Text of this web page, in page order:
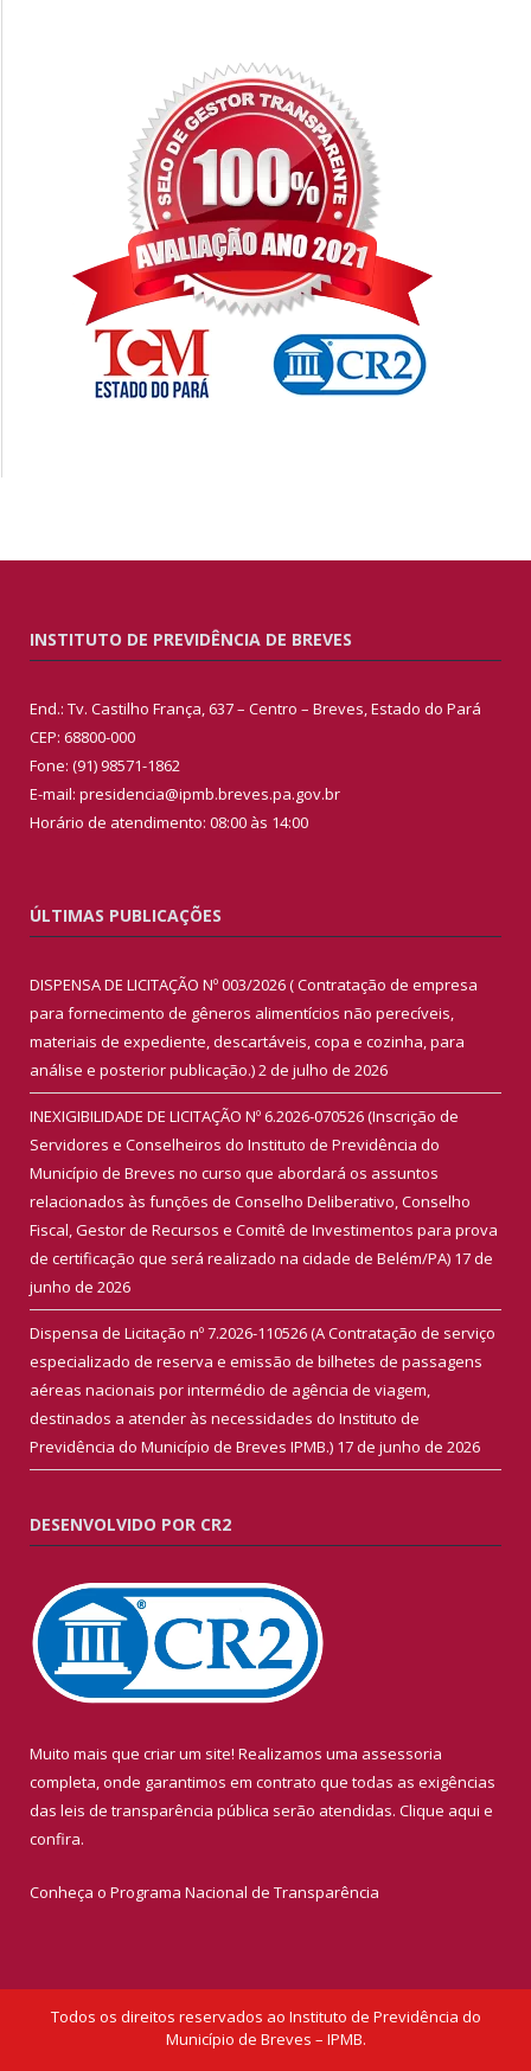
INSTITUTO DE PREVIDÊNCIA DE BREVES
End.: Tv. Castilho França, 637 – Centro – Breves, Estado do Pará
CEP: 68800-000
Fone: (91) 98571-1862
E-mail: presidencia@ipmb.breves.pa.gov.br
Horário de atendimento: 08:00 às 14:00
ÚLTIMAS PUBLICAÇÕES
DISPENSA DE LICITAÇÃO Nº 003/2026 ( Contratação de empresa
para fornecimento de gêneros alimentícios não perecíveis,
materiais de expediente, descartáveis, copa e cozinha, para
análise e posterior publicação.)2 de julho de 2026
INEXIGIBILIDADE DE LICITAÇÃO Nº 6.2026-070526 (Inscrição de
Servidores e Conselheiros do Instituto de Previdência do
Município de Breves no curso que abordará os assuntos
relacionados às funções de Conselho Deliberativo, Conselho
Fiscal, Gestor de Recursos e Comitê de Investimentos para prova
de certificação que será realizado na cidade de Belém/PA) 17 de
junho de 2026
Dispensa de Licitação nº 7.2026-110526 (A Contratação de serviço
especializado de reserva e emissão de bilhetes de passagens
aéreas nacionais por intermédio de agência de viagem,
destinados a atender às necessidades do Instituto de
Previdência do Município de Breves IPMB.) 17 de junho de 2026
DESENVOLVIDO POR CR2
Muito mais que criar um site! Realizamos uma assessoria
completa, onde garantimos em contrato que todas as exigências
das leis de transparência pública serão atendidas. Clique aqui e
confira.
Conheça o Programa Nacional de Transparência
Todos os direitos reservados ao Instituto de Previdência do
Município de Breves – IPMB.